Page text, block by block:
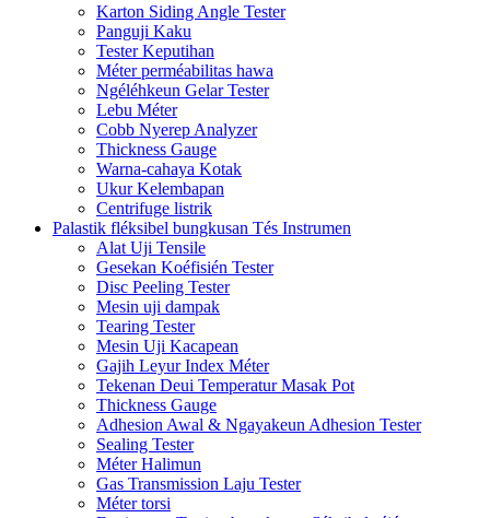
Karton Siding Angle Tester
Panguji Kaku
Tester Keputihan
Méter perméabilitas hawa
Ngéléhkeun Gelar Tester
Lebu Méter
Cobb Nyerep Analyzer
Thickness Gauge
Warna-cahaya Kotak
Ukur Kelembapan
Centrifuge listrik
Palastik fléksibel bungkusan Tés Instrumen
Alat Uji Tensile
Gesekan Koéfisién Tester
Disc Peeling Tester
Mesin uji dampak
Tearing Tester
Mesin Uji Kacapean
Gajih Leyur Index Méter
Tekenan Deui Temperatur Masak Pot
Thickness Gauge
Adhesion Awal & Ngayakeun Adhesion Tester
Sealing Tester
Méter Halimun
Gas Transmission Laju Tester
Méter torsi